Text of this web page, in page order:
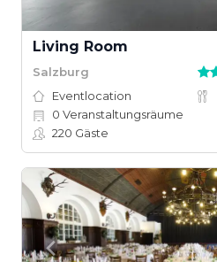
Living Room
Salzburg
Eventlocation
0 Veranstaltungsräume
220 Gäste